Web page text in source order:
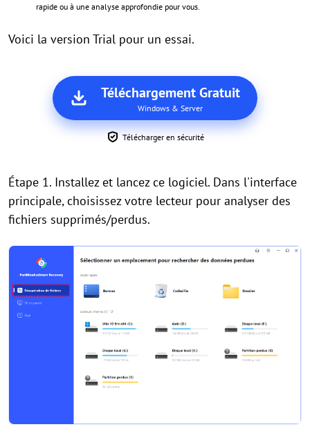
rapide ou à une analyse approfondie pour vous.
Voici la version Trial pour un essai.
Téléchargement Gratuit
Windows & Server
Télécharger en sécurité
Étape 1. Installez et lancez ce logiciel. Dans l'interface
principale, choisissez votre lecteur pour analyser des
fichiers supprimés/perdus.